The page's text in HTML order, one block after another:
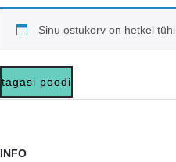
Sinu ostukorv on hetkel tühi.
tagasi poodi
INFO